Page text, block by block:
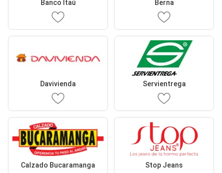
Banco Itaú Berna
Davivienda Servientrega
Calzado Bucaramanga Stop Jeans